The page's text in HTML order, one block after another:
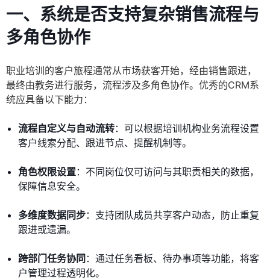
一、系统是否支持复杂销售流程与
多角色协作
职业培训的客户旅程通常从市场获客开始，经由销售跟进，
最终由教务进行服务，流程涉及多角色协作。优秀的CRM系
统应具备以下能力：
流程自定义与自动流转：可以根据培训机构业务流程设置
客户线索分配、跟进节点、提醒机制等。
角色权限设置：不同岗位仅可访问与其职责相关的数据，
保障信息安全。
多维度数据同步：支持团队成员共享客户动态，防止重复
跟进或遗漏。
跨部门任务协同 ：通过任务看板、待办事项等功能，将客
户管理过程透明化。